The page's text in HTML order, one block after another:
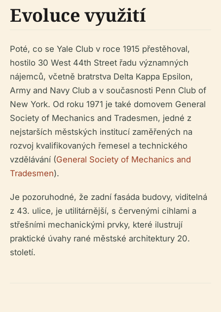
Evoluce využití
Poté, co se Yale Club v roce 1915 přestěhoval,
hostilo 30 West 44th Street řadu významných
nájemců, včetně bratrstva Delta Kappa Epsilon,
Army and Navy Club a v současnosti Penn Club of
New York. Od roku 1971 je také domovem General
Society of Mechanics and Tradesmen, jedné z
nejstarších městských institucí zaměřených na
rozvoj kvalifikovaných řemesel a technického
vzdělávání (General Society of Mechanics and
Tradesmen).
Je pozoruhodné, že zadní fasáda budovy, viditelná
z 43. ulice, je utilitárnější, s červenými cihlami a
střešními mechanickými prvky, které ilustrují
praktické úvahy rané městské architektury 20.
století.